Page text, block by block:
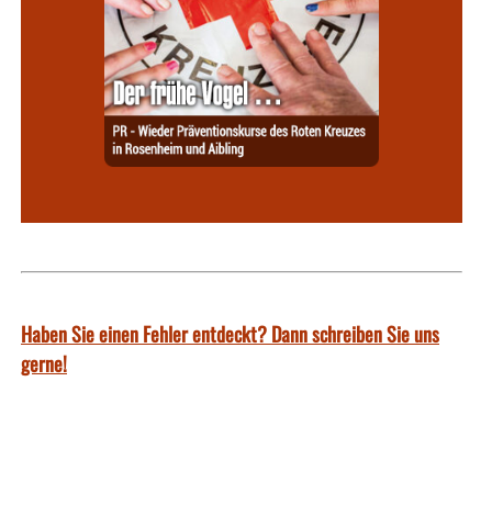
Haben Sie einen Fehler entdeckt? Dann schreiben Sie uns
gerne!